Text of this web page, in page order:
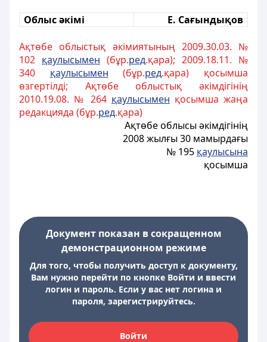
Облыс әкімі Е. Сағындықов
Ақтөбе облыстық әкімиятының 2009.30.03. №
102 қаулысымен (бұр.ред.қара); 2009.18.11. №
340 қаулысымен (бұр.ред.қара) қосымша
өзгертілді; Ақтөбе облыстық әкімдігінің
2010.19.08. № 264 қаулысымен қосымша жаңа
редакцияда (бұр.ред.қара)
Ақтөбе облысы әкімдігінің
2008 жылғы 30 мамырдағы
№ 195 қаулысына
қосымша
Документ показан в сокращенном
демонстрационном режиме
Для того, чтобы получить доступ к документу,
Вам нужно перейти по кнопке Войти и ввести
логин и пароль. Если у вас нет логина и
пароля, зарегистрируйтесь.
Войти